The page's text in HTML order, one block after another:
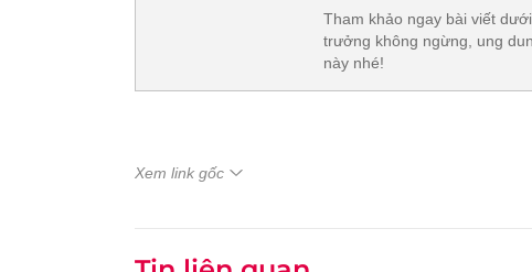
Tham khảo ngay bài viết
trưởng không ngừng, ung
này nhé!
Xem link gốc